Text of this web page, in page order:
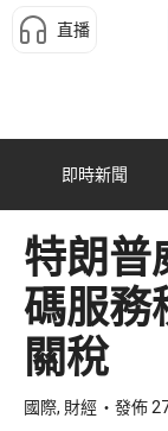
直播
即時新聞
特朗普
碼服務
關稅
國際, 財經 發佈